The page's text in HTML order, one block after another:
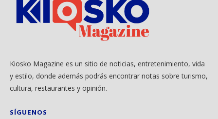
Kiosko Magazine es un sitio de noticias, entretenimiento, vida
y estilo, donde además podrás encontrar notas sobre turismo,
cultura, restaurantes y opinión.
SÍGUENOS